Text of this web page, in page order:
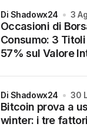
Occasioni di
Consumo: 3
57% sul Valore
di Shadowx24 3
Bitcoin prova a
winter: i tre
di Shadowx24 30